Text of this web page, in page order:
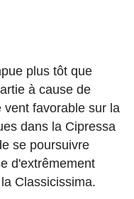
plus tôt que
à cause de
favorable sur la
dans la Cipressa
se poursuivre
d'extrêmement
Classicissima.